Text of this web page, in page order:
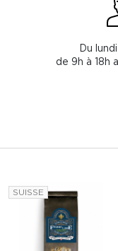
Du
de 9h à 18h
SUISSE